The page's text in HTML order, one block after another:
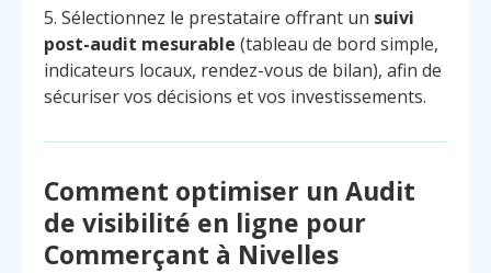
5. Sélectionnez le prestataire offrant un suivi
post-audit mesurable (tableau de bord simple,
indicateurs locaux, rendez-vous de bilan), afin de
sécuriser vos décisions et vos investissements.
Comment optimiser un Audit
de visibilité en ligne pour
Commerçant à Nivelles